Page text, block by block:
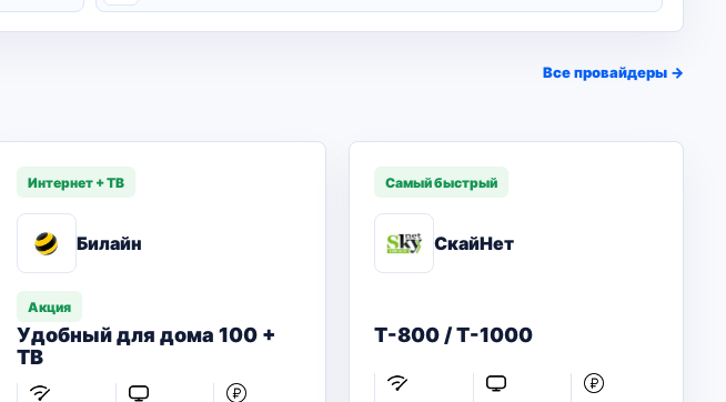
Все провайдеры →
Интернет + ТВ
Билайн
Акция
Удобный для дома 100 +
ТВ
Самый быстрый
СкайНет
T-800 / T-1000